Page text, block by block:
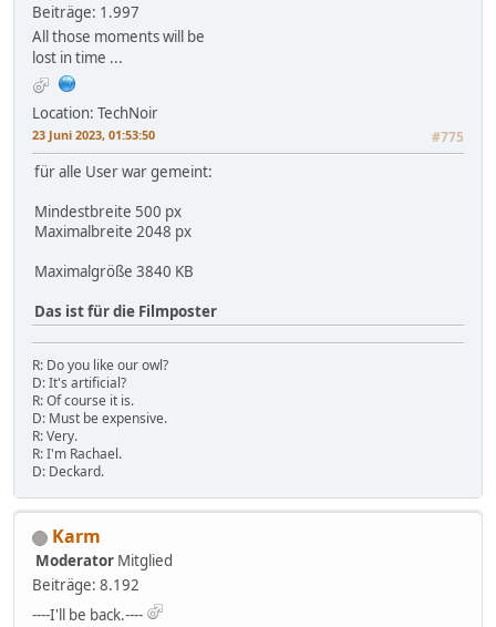
Beiträge: 1.997
All those moments will be
lost in time ...
Location: TechNoir
23 Juni 2023, 01:53:50 #775
für alle User war gemeint:
Mindestbreite 500 px
Maximalbreite 2048 px
Maximalgröße 3840 KB
Das ist für die Filmposter
R: Do you like our owl?
D: It's artificial?
R: Of course it is.
D: Must be expensive.
R: Very.
R: I'm Rachael.
D: Deckard.
Karm
Moderator Mitglied
Beiträge: 8.192
----I'll be back.----